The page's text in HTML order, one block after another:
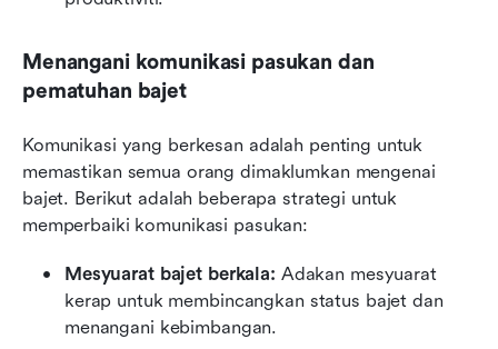
Menangani komunikasi pasukan dan
pematuhan bajet
Komunikasi yang berkesan adalah penting untuk
memastikan semua orang dimaklumkan mengenai
bajet. Berikut adalah beberapa strategi untuk
memperbaiki komunikasi pasukan:
Mesyuarat bajet berkala: Adakan mesyuarat
kerap untuk membincangkan status bajet dan
menangani kebimbangan.